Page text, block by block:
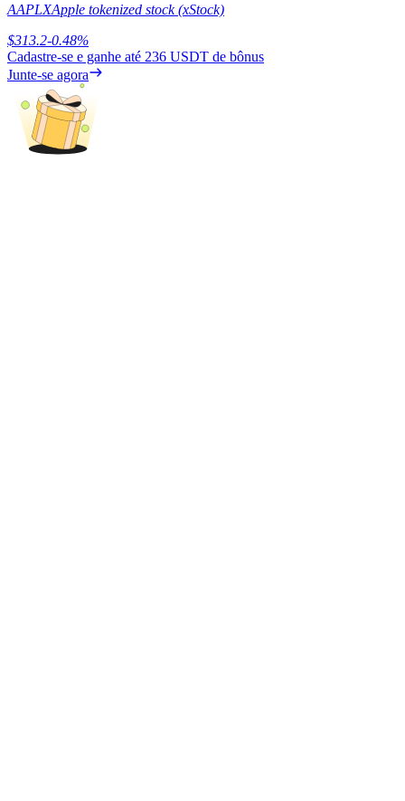
Launchpool
Staking flexível para ganhar tokens populares.
AAPLXApple tokenized stock (xStock)
$313.2-0.48%
Cadastre-se e ganhe até 236 USDT de bônus
Junte-se agora